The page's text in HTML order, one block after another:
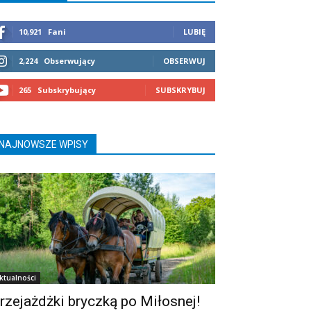
10,921 Fani LUBIĘ
2,224 Obserwujący OBSERWUJ
265 Subskrybujący SUBSKRYBUJ
WPISY
bryczką po Miłosnej!